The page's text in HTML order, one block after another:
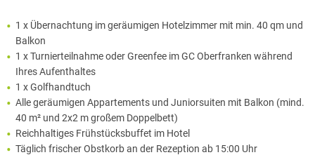
1 x Übernachtung im geräumigen Hotelzimmer mit min. 40 qm und
Balkon
1 x Turnierteilnahme oder Greenfee im GC Oberfranken während
Ihres Aufenthaltes
1 x Golfhandtuch
Alle geräumigen Appartements und Juniorsuiten mit Balkon (mind.
40 m² und 2x2 m großem Doppelbett)
Reichhaltiges Frühstücksbuffet im Hotel
Täglich frischer Obstkorb an der Rezeption ab 15:00 Uhr